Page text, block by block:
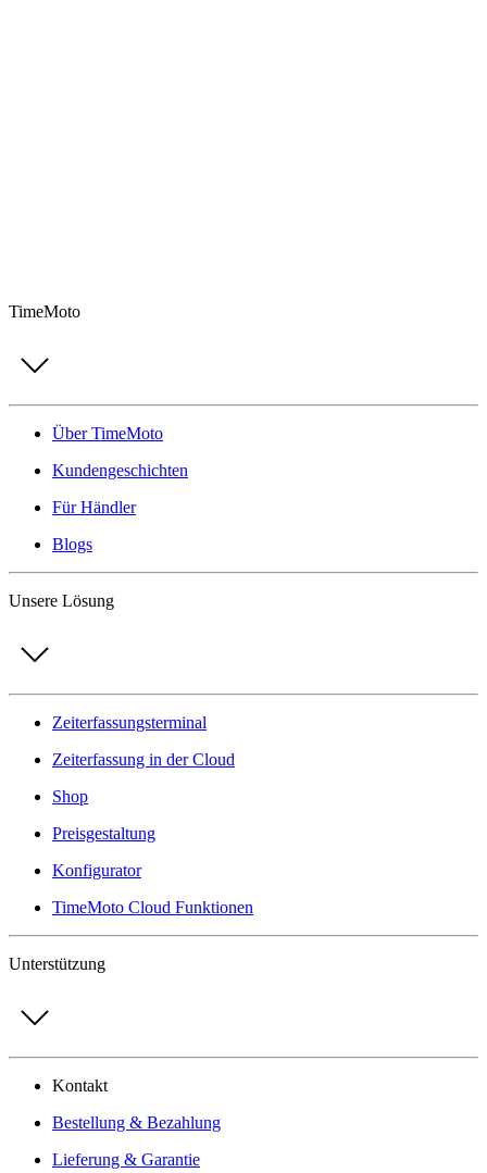
TimeMoto
Über TimeMoto
Kundengeschichten
Für Händler
Blogs
Unsere Lösung
Zeiterfassungsterminal
Zeiterfassung in der Cloud
Shop
Preisgestaltung
Konfigurator
TimeMoto Cloud Funktionen
Unterstützung
Kontakt
Bestellung & Bezahlung
Lieferung & Garantie